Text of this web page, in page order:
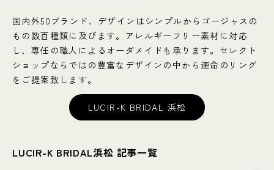
国内外50ブランド、デザインはシンプルからゴージャスの
もの数百種類に及びます。アレルギーフリー素材に対応
し、専任の職人によるオーダメイドも承ります。セレクト
ショップならではの豊富なデザインの中から運命のリング
をご提案致します。
LUCIR-K BRIDAL 浜松
LUCIR-K BRIDAL浜松 記事一覧